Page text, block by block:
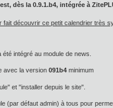
dès la 0.9.1.b4, intégrée à
découvrir ce petit calendrier très
intégré au module de news.
avec la version091b4 minimum
et "installer depuis le site".
(par défaut admin) à tous pour